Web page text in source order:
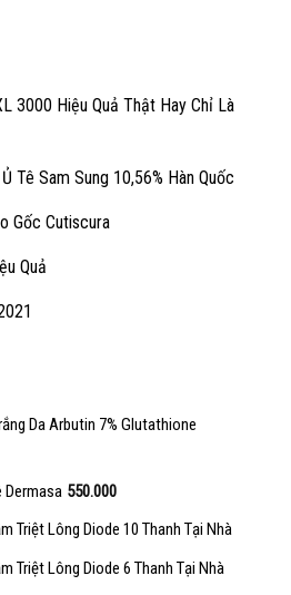
3000 Hiệu Quả Thật Hay Chỉ Là
Tê Sam Sung 10,56% Hàn Quốc
Gốc Cutiscura
Quả
Da Arbutin 7% Glutathione
Dermasa 550.000
Triệt Lông Diode 10 Thanh Tại Nhà
Triệt Lông Diode 6 Thanh Tại Nhà